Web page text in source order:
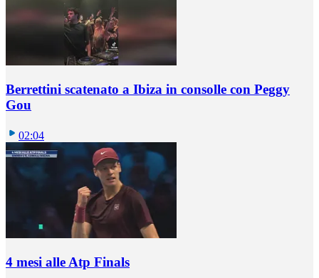
Berrettini scatenato a Ibiza in consolle con Peggy
Gou
02:04
4 mesi alle Atp Finals